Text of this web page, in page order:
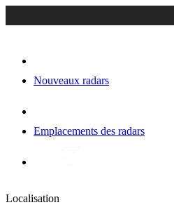
Nouveaux radars
Emplacements des radars
Localisation